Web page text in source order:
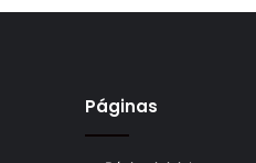
Páginas